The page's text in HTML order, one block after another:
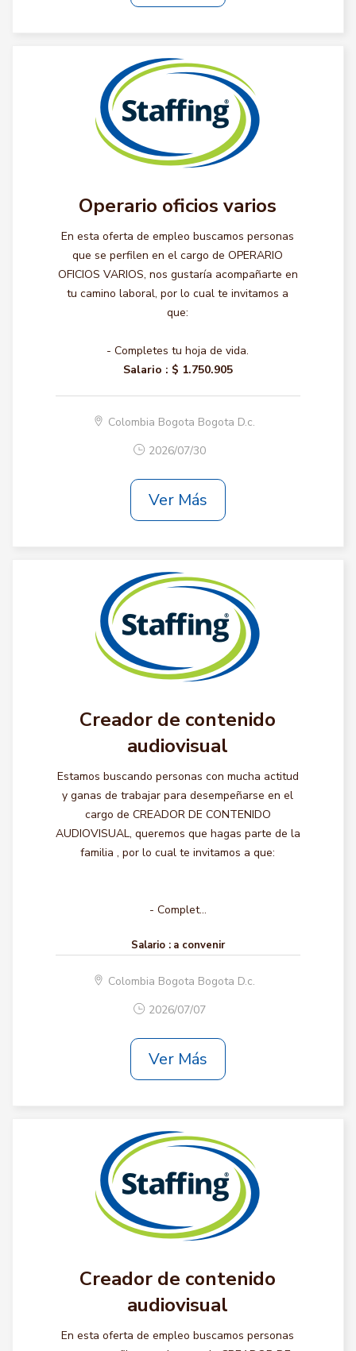
Operario oficios varios
En esta oferta de empleo buscamos personas
que se perfilen en el cargo de OPERARIO
OFICIOS VARIOS, nos gustaría acompañarte en
tu camino laboral, por lo cual te invitamos a
que:
- Completes tu hoja de vida.
Salario : $ 1.750.905
Colombia Bogota Bogota D.c.
2026/07/30
Ver Más
Creador de contenido
audiovisual
Estamos buscando personas con mucha actitud
y ganas de trabajar para desempeñarse en el
cargo de CREADOR DE CONTENIDO
AUDIOVISUAL, queremos que hagas parte de la
familia , por lo cual te invitamos a que:
- Complet...
Salario : a convenir
Colombia Bogota Bogota D.c.
2026/07/07
Ver Más
Creador de contenido
audiovisual
En esta oferta de empleo buscamos personas